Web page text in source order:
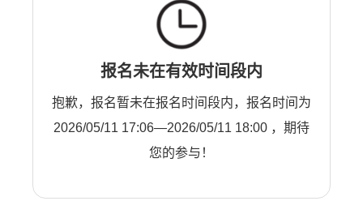
报名未在有效时间段内
抱歉，报名暂未在报名时间段内，报名时间为
2026/05/11 17:06—2026/05/11 18:00 ，期待
您的参与！